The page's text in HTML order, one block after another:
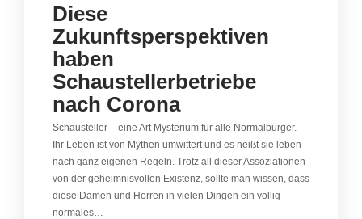
Diese
Zukunftsperspektiven
haben
Schaustellerbetriebe
nach Corona
Schausteller – eine Art Mysterium für alle Normalbürger.
Ihr Leben ist von Mythen umwittert und es heißt sie leben
nach ganz eigenen Regeln. Trotz all dieser Assoziationen
von der geheimnisvollen Existenz, sollte man wissen, dass
diese Damen und Herren in vielen Dingen ein völlig
normales…